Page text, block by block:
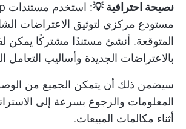
نصيحة احترافية 💡: استخدم مستندات ClickUp
مستودع مركزي لتوثيق الاعتراضات
المتوقعة. أنشئ مستندًا مشتركًا يمكن
بالاعتراضات الجديدة وأساليب التعامل
سيضمن ذلك أن يتمكن الجميع من
المعلومات والرجوع بسرعة إلى
أثناء مكالمات المبيعات.